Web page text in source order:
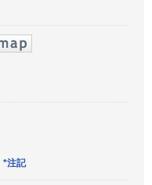
*注記